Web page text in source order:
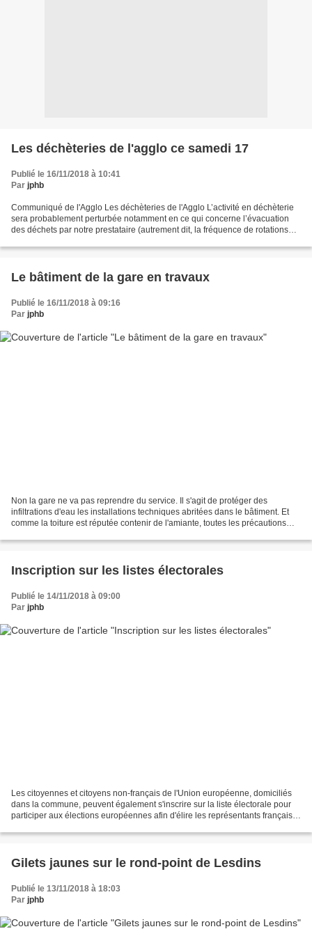
Les déchèteries de l'agglo ce samedi 17
Publié le 16/11/2018 à 10:41
Par jphb
Communiqué de l'Agglo Les déchèteries de l'Agglo L’activité en déchèterie
sera probablement perturbée notamment en ce qui concerne l’évacuation
des déchets par notre prestataire (autrement dit, la fréquence de rotations
Le bâtiment de la gare en travaux
Publié le 16/11/2018 à 09:16
Par jphb
Non la gare ne va pas reprendre du service. Il s'agit de protéger des
infiltrations d'eau les installations techniques abritées dans le bâtiment. Et
comme la toiture est réputée contenir de l'amiante, toutes les précautions
Inscription sur les listes électorales
Publié le 14/11/2018 à 09:00
Par jphb
Les citoyennes et citoyens non-français de l'Union européenne, domiciliés
dans la commune, peuvent également s'inscrire sur la liste électorale pour
participer aux élections européennes afin d'élire les représentants français
Gilets jaunes sur le rond-point de Lesdins
Publié le 13/11/2018 à 18:03
Par jphb